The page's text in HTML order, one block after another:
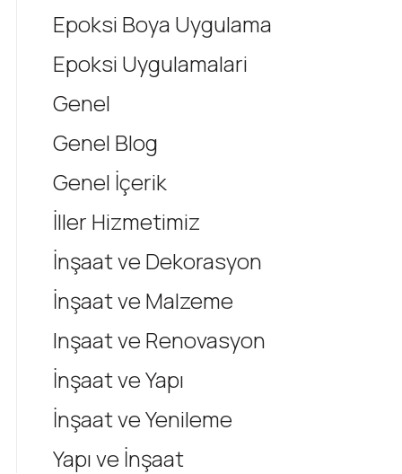
Epoksi Boya Uygulama
Epoksi Uygulamalari
Genel
Genel Blog
Genel İçerik
İller Hizmetimiz
İnşaat ve Dekorasyon
İnşaat ve Malzeme
Inşaat ve Renovasyon
İnşaat ve Yapı
İnşaat ve Yenileme
Yapı ve İnşaat